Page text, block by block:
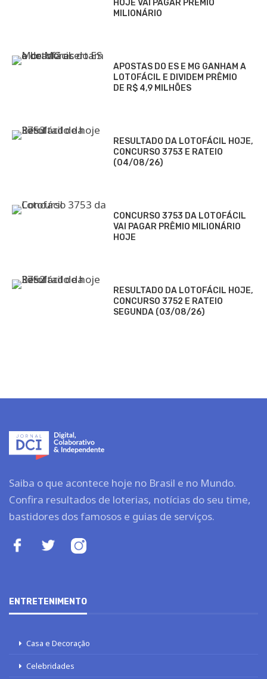
HOJE VAI PAGAR PRÊMIO
MILIONÁRIO
APOSTAS DO ES E MG GANHAM A
LOTOFÁCIL E DIVIDEM PRÊMIO
DE R$ 4,9 MILHÕES
RESULTADO DA LOTOFÁCIL HOJE,
CONCURSO 3753 E RATEIO
(04/08/26)
CONCURSO 3753 DA LOTOFÁCIL
VAI PAGAR PRÊMIO MILIONÁRIO
HOJE
RESULTADO DA LOTOFÁCIL HOJE,
CONCURSO 3752 E RATEIO
SEGUNDA (03/08/26)
Saiba o que acontece hoje no Brasil e no Mundo.
Confira resultados de loterias, notícias do seu time,
bastidores dos famosos e guias de serviços.
ENTRETENIMENTO
Casa e Decoração
Celebridades